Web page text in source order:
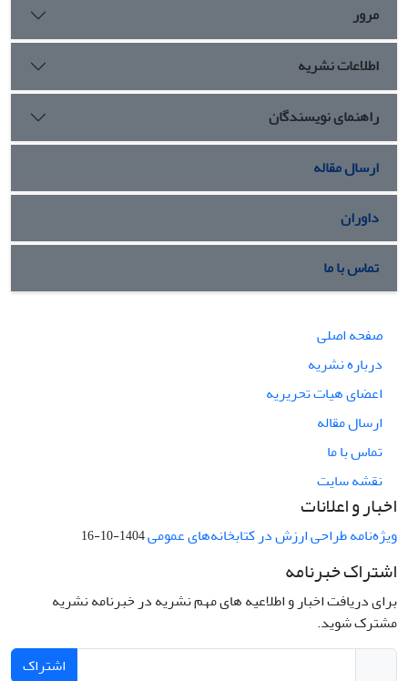
مرور
اطلاعات نشریه
راهنمای نویسندگان
ارسال مقاله
داوران
تماس با ما
صفحه اصلی
درباره نشریه
اعضای هیات تحریریه
ارسال مقاله
تماس با ما
نقشه سایت
اخبار و اعلانات
ویژه‌نامه طراحی ارزش در کتابخانه‌های عمومی1404-10-16
اشتراک خبرنامه
برای دریافت اخبار و اطلاعیه های مهم نشریه در خبرنامه نشریه
مشترک شوید.
اشتراک